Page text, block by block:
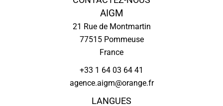
AIGM
21 Rue de Montmartin
77515Pommeuse
France
+33 1 64 03 64 41
agence.aigm@orange.fr
LANGUES